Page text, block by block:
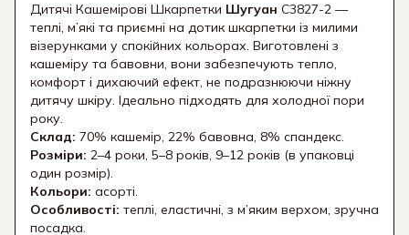
Дитячі Кашемірові Шкарпетки Шугуан C3827-2 —
теплі, м’які та приємні на дотик шкарпетки із милими
візерунками у спокійних кольорах. Виготовлені з
кашеміру та бавовни, вони забезпечують тепло,
комфорт і дихаючий ефект, не подразнюючи ніжну
дитячу шкіру. Ідеально підходять для холодної пори
року.
Склад: 70% кашемір, 22% бавовна, 8% спандекс.
Розміри: 2–4 роки, 5–8 років, 9–12 років (в упаковці
один розмір).
Кольори: асорті.
Особливості: теплі, еластичні, з м’яким верхом, зручна
посадка.